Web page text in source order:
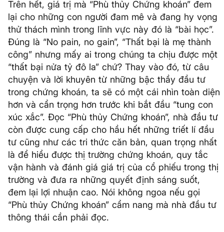
Trên hết, giá trị mà “Phù thủy Chứng khoán” đem
lại cho những con người đam mê và đang hy vọng
thử thách mình trong lĩnh vực này đó là “bài học”.
Đúng là “No pain, no gain”, “Thất bại là mẹ thành
công” nhưng mấy ai trong chúng ta chịu được một
“thất bại nửa tỷ đô la” chứ? Thay vào đó, từ câu
chuyện và lời khuyên từ những bậc thầy đầu tư
trong chứng khoán, ta sẽ có một cái nhìn toàn diện
hơn và cẩn trọng hơn trước khi bắt đầu “tung con
xúc xắc”. Đọc “Phù thủy Chứng khoán”, nhà đầu tư
còn được cung cấp cho hầu hết những triết lí đầu
tư cũng như các tri thức căn bản, quan trọng nhất
là để hiểu được thị trường chứng khoán, quy tắc
vận hành và đánh giá giá trị của cổ phiếu trong thị
trường và đưa ra những quyết định sáng suốt,
đem lại lợi nhuận cao. Nói không ngoa nếu gọi
“Phù thủy Chứng khoán” cẩm nang mà nhà đầu tư
thông thái cần phải đọc.